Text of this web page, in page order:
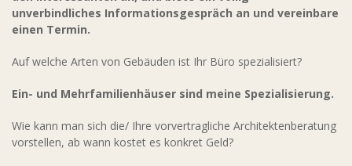
unverbindliches Informationsgespräch an und vereinbare
einen Termin.
Auf welche Arten von Gebäuden ist Ihr Büro spezialisiert?
Ein- und Mehrfamilienhäuser sind meine Spezialisierung.
Wie kann man sich die/ Ihre vorvertragliche Architektenberatung
vorstellen, ab wann kostet es konkret Geld?